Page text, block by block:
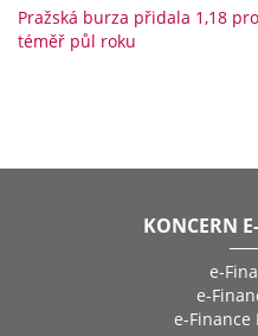
Pražská burza přidala 1,18
téměř půl roku
KONCERN
e-
e-
e-Finance